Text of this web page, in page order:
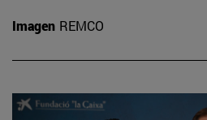
Imagen REMCO